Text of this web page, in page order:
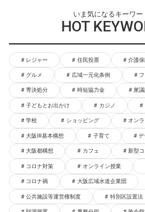
いま気になるキーワー
HOT
レジャー 住民投票 介護
グルメ 広域一元化条例
専決処分 時短協力金 衆
子どもとお出かけ カジノ
学校 ショッピング オン
大阪IR基本構想 子育て デ
大阪都構想 カフェ 新型
コロナ対策 オンライン授業
コロナ禍 大阪広域水道企業団
公共施設等運営権制度 特別区設置法